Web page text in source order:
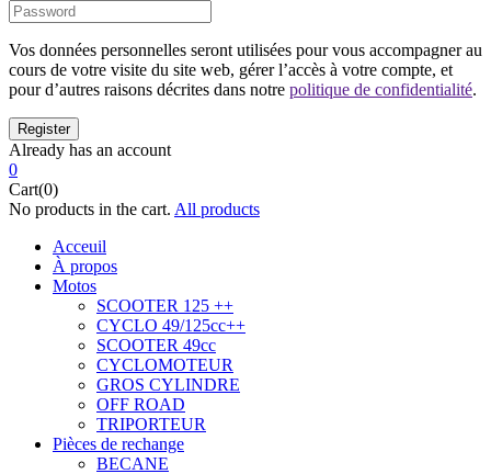
Vos données personnelles seront utilisées pour vous accompagner au
cours de votre visite du site web, gérer l’accès à votre compte, et
pour d’autres raisons décrites dans notre politique de confidentialité.
Already has an account
0
Cart(0)
No products in the cart. All products
Acceuil
À propos
Motos
SCOOTER 125 ++
CYCLO 49/125cc++
SCOOTER 49cc
CYCLOMOTEUR
GROS CYLINDRE
OFF ROAD
TRIPORTEUR
Pièces de rechange
BECANE